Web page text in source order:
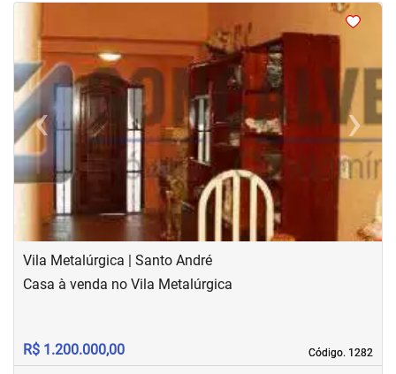
‹Previous ›Next
Vila Metalúrgica | Santo André
Código. 1282
Código. 1282
Casa à venda no Vila Metalúrgica
R$ 1.200.000,00